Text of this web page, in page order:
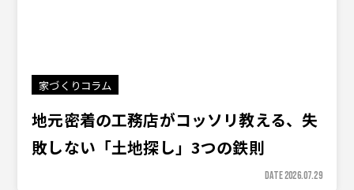
家づくりコラム
地元密着の工務店がコッソリ教える、失
敗しない「土地探し」3つの鉄則
DATE 2026.07.29